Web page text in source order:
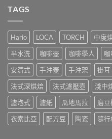
TAGS
Hario LOCA TORCH 中度
半水洗
咖啡壺 咖啡學人 咖
安清式
手沖壺 手沖架 掛耳
法式深烘焙
法式濾壓壺 淺中
濾泡式
濾紙 瓜地馬拉 磨豆
衣索比亞
配方豆 陶瓷 隨行